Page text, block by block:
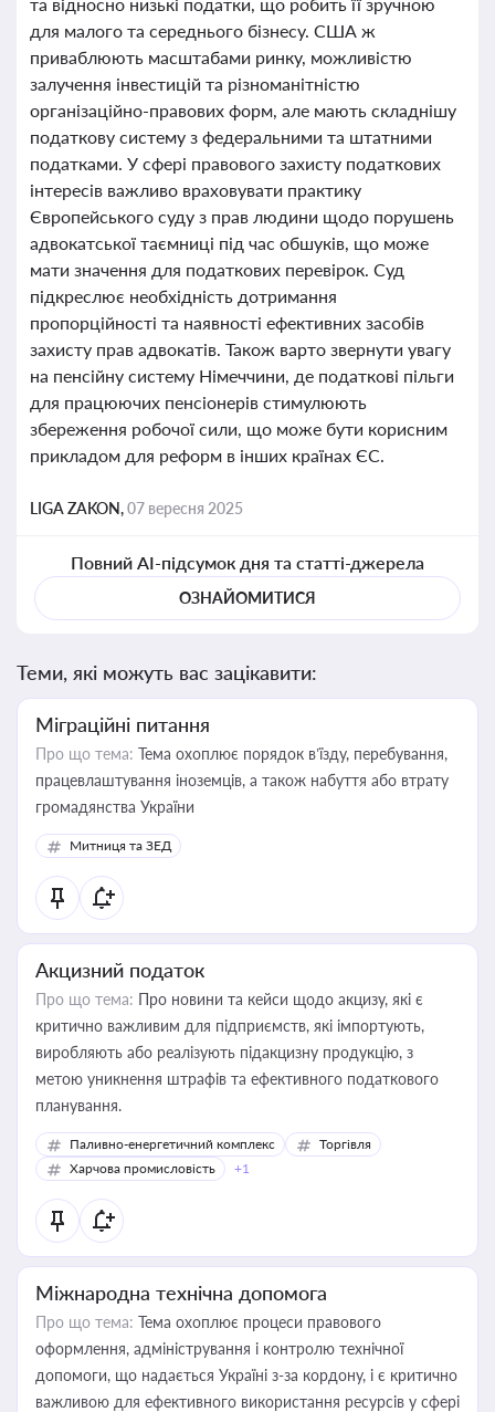
для малого та середнього бізнесу. США ж
приваблюють масштабами ринку, можливістю
залучення інвестицій та різноманітністю
організаційно-правових форм, але мають складнішу
податкову систему з федеральними та штатними
податками. У сфері правового захисту податкових
інтересів важливо враховувати практику
Європейського суду з прав людини щодо порушень
адвокатської таємниці під час обшуків, що може
мати значення для податкових перевірок. Суд
підкреслює необхідність дотримання
пропорційності та наявності ефективних засобів
захисту прав адвокатів. Також варто звернути увагу
на пенсійну систему Німеччини, де податкові пільги
для працюючих пенсіонерів стимулюють
збереження робочої сили, що може бути корисним
прикладом для реформ в інших країнах ЄС.
LIGA ZAKON,07 вересня 2025
Повний AI-підсумок дня та статті-джерела
ОЗНАЙОМИТИСЯ
Теми, які можуть вас зацікавити:
Міграційні питання
Про що тема: Тема охоплює порядок в’їзду, перебування,
працевлаштування іноземців, а також набуття або втрату
громадянства України
Митниця та ЗЕД
Акцизний податок
Про що тема: Про новини та кейси щодо акцизу, які є
критично важливим для підприємств, які імпортують,
виробляють або реалізують підакцизну продукцію, з
метою уникнення штрафів та ефективного податкового
планування.
Паливно-енергетичний комплекс
Торгівля
Харчова промисловість
+1
Міжнародна технічна допомога
Про що тема: Тема охоплює процеси правового
оформлення, адміністрування і контролю технічної
допомоги, що надається Україні з-за кордону, і є критично
важливою для ефективного використання ресурсів у сфері